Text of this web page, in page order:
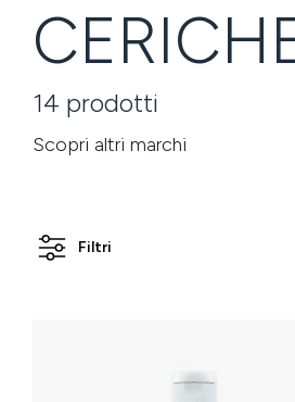
14 prodotti
Scopri altri marchi
Filtri